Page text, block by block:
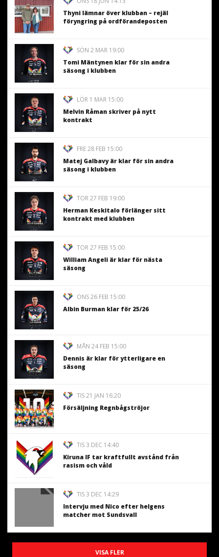
Thyni lämnar över klubban – rejäl
föryngring på ordförandeposten
SÖN 2 MAR 19:00
Tomi Mäntynen klar för sin andra
säsong i klubben
LÖR 1 MAR 15:00
Melvin Råman skriver på nytt
kontrakt
FRE 28 FEB 15:00
Matej Galbavy är klar för sin andra
säsong i klubben
TOR 27 FEB 19:00
Herman Keskitalo förlänger sitt
kontrakt med klubben
TOR 27 FEB 15:00
William Angeli är klar för nästa
säsong
ONS 26 FEB 15:00
Albin Burman klar för 25/26
MÅN 24 FEB 15:00
Dennis är klar för ytterligare en
säsong
TIS 21 JAN 16:20
Försäljning Regnbågströjor
TIS 3 DEC 14:40
Kiruna IF tar kraftfullt avstånd från
rasism och våld
TIS 3 DEC 14:29
Intervju med Nico efter helgens
matcher mot Sundsvall
VISA FLER